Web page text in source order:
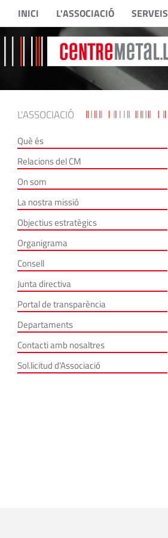
INICI L'ASSOCIACIÓ SERVEIS
L'ASSOCIACIÓ
Què és
Relacions del CM
On som
La nostra missió
Objectius estratègics
Organigrama
Consell
Junta directiva
Portal de transparència
Departaments
Contacti amb nosaltres
Sol.licitud d'Associació